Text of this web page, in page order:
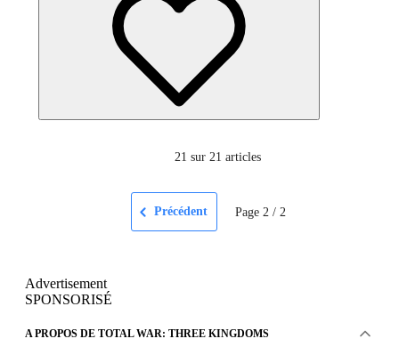
21 sur 21 articles
Précédent Page 2 / 2
Advertisement
SPONSORISÉ
A PROPOS DE TOTAL WAR: THREE KINGDOMS